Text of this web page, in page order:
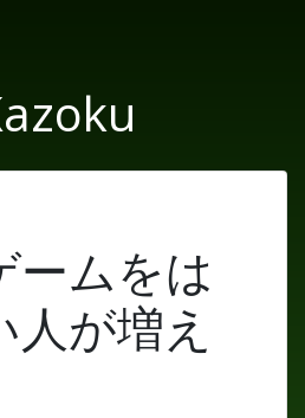
ームをは
人が増え